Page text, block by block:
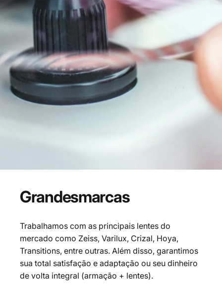
Grandesmarcas
Trabalhamos com as principais lentes do
mercado como Zeiss, Varilux, Crizal, Hoya,
Transitions, entre outras. Além disso, garantimos
sua total satisfação e adaptação ou seu dinheiro
de volta integral (armação + lentes).